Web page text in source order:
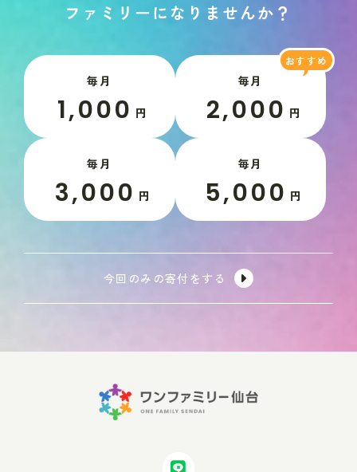
フ ァ ミ リ ーに な り ま せんか ？
毎月
1,000 円
毎月
2,000 円
毎月
3,000 円
毎月
5,000 円
今回のみの寄付をする